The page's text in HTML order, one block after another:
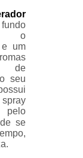
o
e um
de
seu
pelo
se